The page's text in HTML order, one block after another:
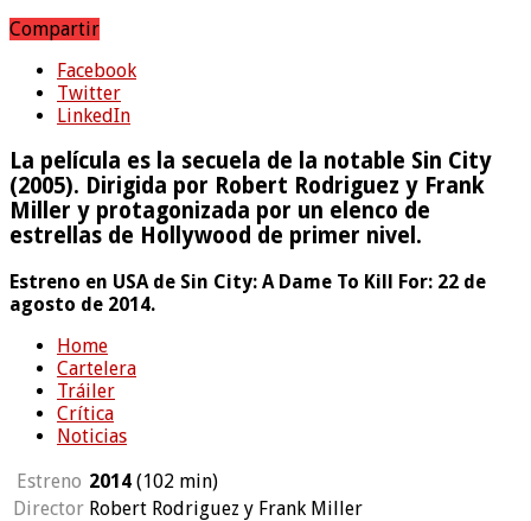
Compartir
Facebook
Twitter
LinkedIn
La película es la secuela de la notable Sin City
(2005). Dirigida por Robert Rodriguez y Frank
Miller y protagonizada por un elenco de
estrellas de Hollywood de primer nivel.
Estreno en USA de Sin City: A Dame To Kill For: 22 de
agosto de 2014.
Home
Cartelera
Tráiler
Crítica
Noticias
Estreno 2014 (102 min)
Director Robert Rodriguez y Frank Miller